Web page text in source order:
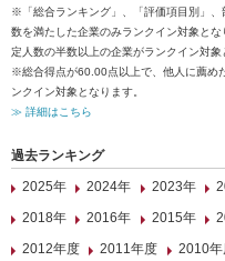
※「総合ランキング」、「評価項目別」、
数を満たした企業のみランクイン対象と
定人数の半数以上の企業がランクイン対象
※総合得点が60.00点以上で、他人に薦め
ンクイン対象となります。
≫ 詳細はこちら
過去ランキング
2025年
2024年 2023年
2018年
2016年 2015年
2012年度
2011年度 2010年